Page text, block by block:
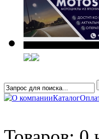
О компанииКаталог